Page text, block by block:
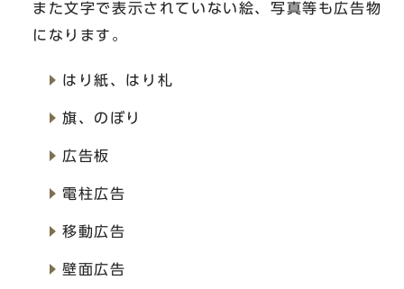
また文字で表示されていない絵、写真等も広告物
になります。
はり紙、はり札
旗、のぼり
広告板
電柱広告
移動広告
壁面広告